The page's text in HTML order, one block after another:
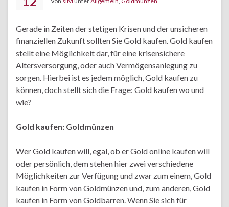
Gerade in Zeiten der stetigen Krisen und der unsicheren
finanziellen Zukunft sollten Sie Gold kaufen. Gold kaufen
stellt eine Möglichkeit dar, für eine krisensichere
Altersversorgung, oder auch Vermögensanlegung zu
sorgen. Hierbei ist es jedem möglich, Gold kaufen zu
können, doch stellt sich die Frage: Gold kaufen wo und
wie?
Gold kaufen: Goldmünzen
Wer Gold kaufen will, egal, ob er Gold online kaufen will
oder persönlich, dem stehen hier zwei verschiedene
Möglichkeiten zur Verfügung und zwar zum einem, Gold
kaufen in Form von Goldmünzen und, zum anderen, Gold
kaufen in Form von Goldbarren. Wenn Sie sich für